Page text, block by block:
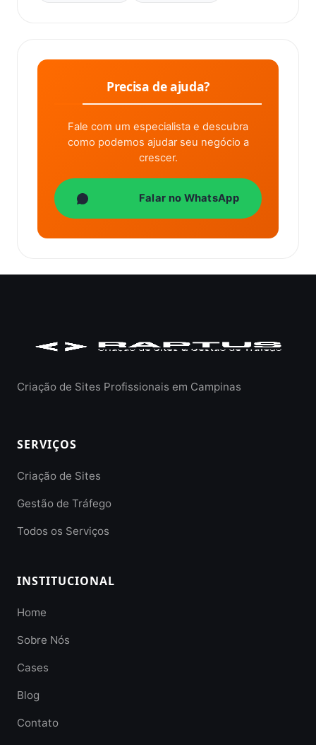
Precisa de ajuda?
Fale com um especialista e descubra
como podemos ajudar seu negócio a
crescer.
Falar no WhatsApp
Criação de Sites Profissionais em Campinas
SERVIÇOS
Criação de Sites
Gestão de Tráfego
Todos os Serviços
INSTITUCIONAL
Home
Sobre Nós
Cases
Blog
Contato